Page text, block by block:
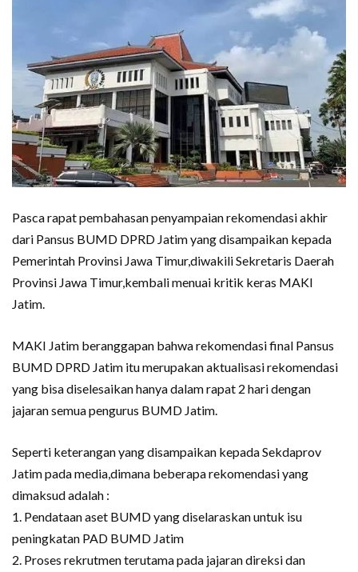
Pasca rapat pembahasan penyampaian rekomendasi akhir
dari Pansus BUMD DPRD Jatim yang disampaikan kepada
Pemerintah Provinsi Jawa Timur,diwakili Sekretaris Daerah
Provinsi Jawa Timur,kembali menuai kritik keras MAKI
Jatim.
MAKI Jatim beranggapan bahwa rekomendasi final Pansus
BUMD DPRD Jatim itu merupakan aktualisasi rekomendasi
yang bisa diselesaikan hanya dalam rapat 2 hari dengan
jajaran semua pengurus BUMD Jatim.
Seperti keterangan yang disampaikan kepada Sekdaprov
Jatim pada media,dimana beberapa rekomendasi yang
dimaksud adalah :
1. Pendataan aset BUMD yang diselaraskan untuk isu
peningkatan PAD BUMD Jatim
2. Proses rekrutmen terutama pada jajaran direksi dan